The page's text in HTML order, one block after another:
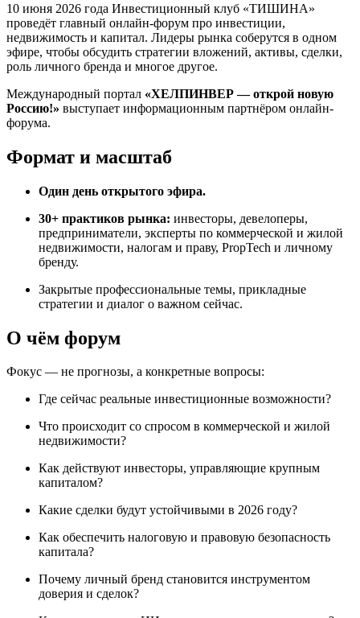
10 июня 2026 года Инвестиционный клуб «ТИШИНА»
проведёт главный онлайн-форум про инвестиции,
недвижимость и капитал. Лидеры рынка соберутся в одном
эфире, чтобы обсудить стратегии вложений, активы, сделки,
роль личного бренда и многое другое.
Международный портал «ХЕЛПИНВЕР — открой новую
Россию!» выступает информационным партнёром онлайн-
форума.
Формат и масштаб
Один день открытого эфира.
30+ практиков рынка: инвесторы, девелоперы,
предприниматели, эксперты по коммерческой и жилой
недвижимости, налогам и праву, PropTech и личному
бренду.
Закрытые профессиональные темы, прикладные
стратегии и диалог о важном сейчас.
О чём форум
Фокус — не прогнозы, а конкретные вопросы:
Где сейчас реальные инвестиционные возможности?
Что происходит со спросом в коммерческой и жилой
недвижимости?
Как действуют инвесторы, управляющие крупным
капиталом?
Какие сделки будут устойчивыми в 2026 году?
Как обеспечить налоговую и правовую безопасность
капитала?
Почему личный бренд становится инструментом
доверия и сделок?